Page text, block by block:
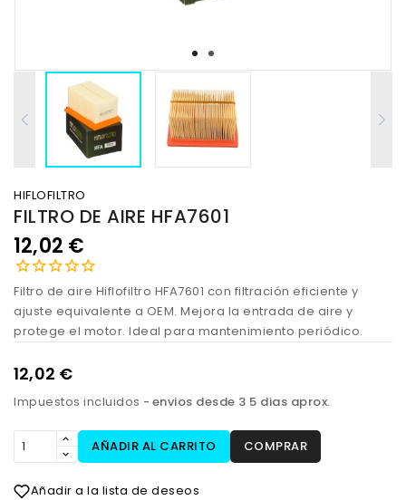
HIFLOFILTRO
FILTRO DE AIRE HFA7601
12,02 €
Filtro de aire Hiflofiltro HFA7601 con filtración eficiente y
ajuste equivalente a OEM. Mejora la entrada de aire y
protege el motor. Ideal para mantenimiento periódico.
12,02 €
Impuestos incluidos envios desde 3 5 dias aprox.
AÑADIR AL CARRITO COMPRAR
Añadir a la lista de deseos